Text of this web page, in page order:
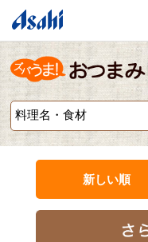
新しい順